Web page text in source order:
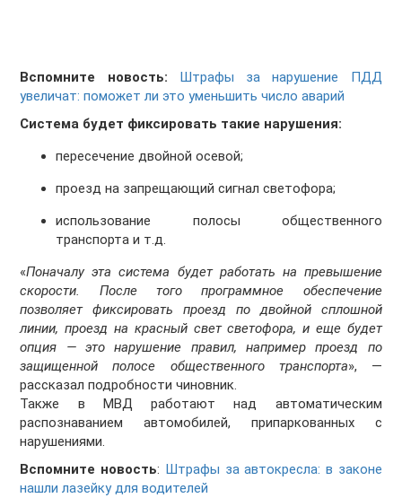
Вспомните новость:
Штрафы за нарушение ПДД
увеличат: поможет ли это уменьшить число аварий
Система будет фиксировать такие нарушения:
пересечение двойной осевой;
проезд на запрещающий сигнал светофора;
использование полосы общественного
транспорта и т.д.
«Поначалу эта система будет работать на превышение
скорости. После того программное обеспечение
позволяет фиксировать проезд по двойной сплошной
линии, проезд на красный свет светофора, и еще будет
опция — это нарушение правил, например проезд по
защищенной полосе общественного транспорта», —
рассказал подробности чиновник.
Также в МВД работают над автоматическим
распознаванием автомобилей, припаркованных с
нарушениями.
Вспомните новость: Штрафы за автокресла: в законе
нашли лазейку для водителей